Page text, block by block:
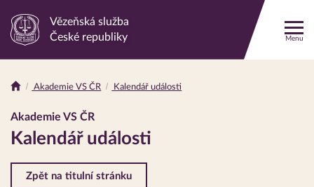
Odkaz
stránku
Vězeňská služba
České republiky
Menu
Drobečková
navigace
Akademie VS ČR Kalendář události
Akademie VS ČR
Kalendář události
Zpět na titulní stránku